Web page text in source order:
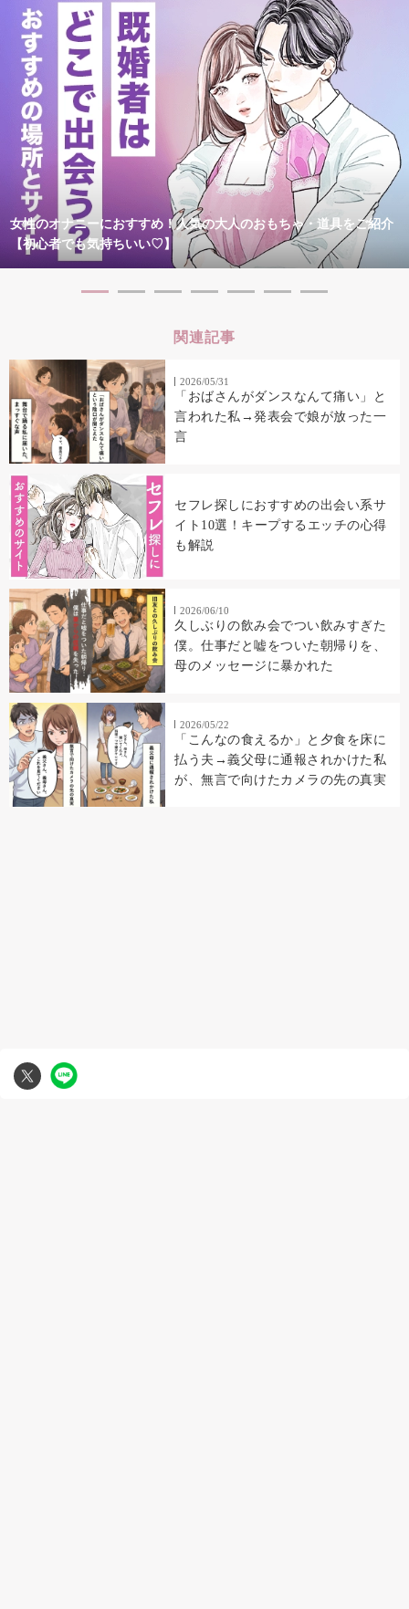
女性のオナニーにおすすめ！人気の大人のおもちゃ・道具をご紹介
【初心者でも気持ちいい♡】
関連記事
2026/05/31
「おばさんがダンスなんて痛い」と
言われた私→発表会で娘が放った一
言
セフレ探しにおすすめの出会い系サ
イト10選！キープするエッチの心得
も解説
2026/06/10
久しぶりの飲み会でつい飲みすぎた
僕。仕事だと嘘をついた朝帰りを、
母のメッセージに暴かれた
2026/05/22
「こんなの食えるか」と夕食を床に
払う夫→義父母に通報されかけた私
が、無言で向けたカメラの先の真実